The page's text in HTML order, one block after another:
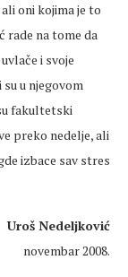
oni kojima je to
rade na tome da
i svoje
u njegovom
fakultetski
preko nedelje, ali
izbace sav stres
Uroš Nedeljković
novembar 2008.